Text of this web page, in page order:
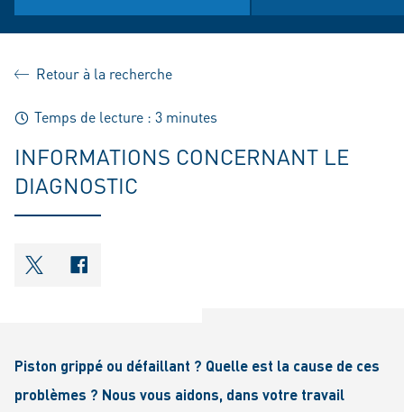
Retour à la recherche
Temps de lecture : 3 minutes
INFORMATIONS CONCERNANT LE
DIAGNOSTIC
shareOntwitter
shareOnfacebook
Piston grippé ou défaillant ? Quelle est la cause de ces
problèmes ? Nous vous aidons, dans votre travail